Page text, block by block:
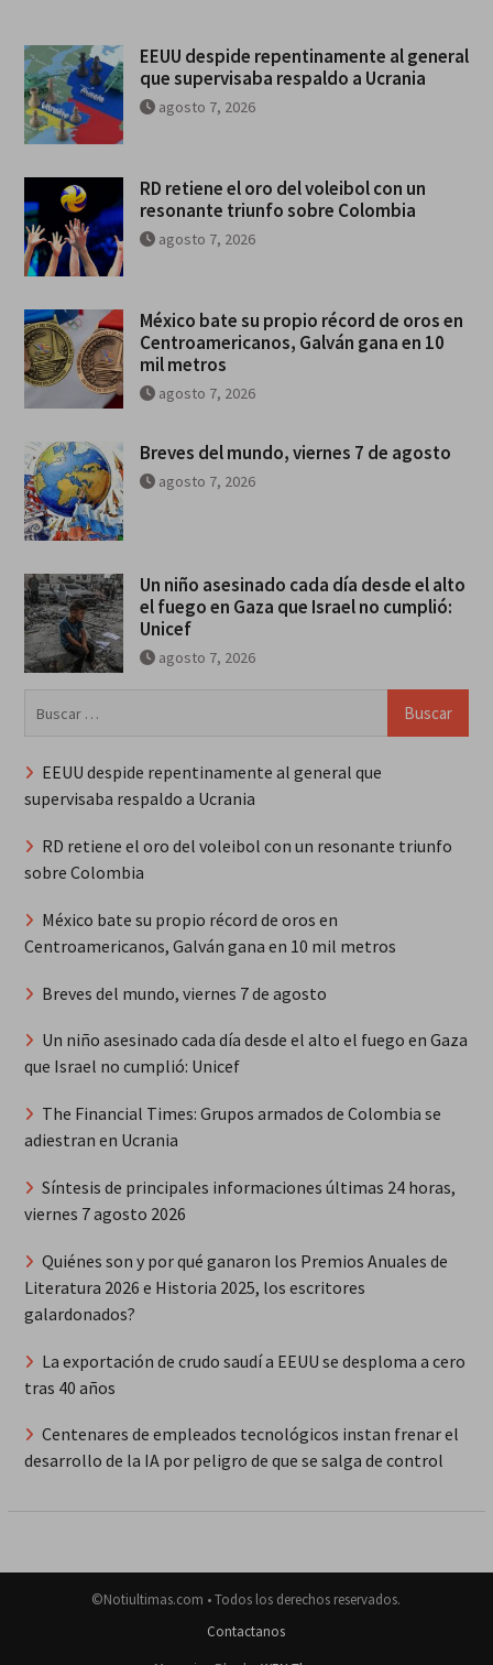
EEUU despide repentinamente al general
que supervisaba respaldo a Ucrania
agosto 7, 2026
RD retiene el oro del voleibol con un
resonante triunfo sobre Colombia
agosto 7, 2026
México bate su propio récord de oros en
Centroamericanos, Galván gana en 10
mil metros
agosto 7, 2026
Breves del mundo, viernes 7 de agosto
agosto 7, 2026
Un niño asesinado cada día desde el alto
el fuego en Gaza que Israel no cumplió:
Unicef
agosto 7, 2026
EEUU despide repentinamente al general que
supervisaba respaldo a Ucrania
RD retiene el oro del voleibol con un resonante triunfo
sobre Colombia
México bate su propio récord de oros en
Centroamericanos, Galván gana en 10 mil metros
Breves del mundo, viernes 7 de agosto
Un niño asesinado cada día desde el alto el fuego en Gaza
que Israel no cumplió: Unicef
The Financial Times: Grupos armados de Colombia se
adiestran en Ucrania
Síntesis de principales informaciones últimas 24 horas,
viernes 7 agosto 2026
Quiénes son y por qué ganaron los Premios Anuales de
Literatura 2026 e Historia 2025, los escritores
galardonados?
La exportación de crudo saudí a EEUU se desploma a cero
tras 40 años
Centenares de empleados tecnológicos instan frenar el
desarrollo de la IA por peligro de que se salga de control
©Notiultimas.com • Todos los derechos reservados.
Contactanos